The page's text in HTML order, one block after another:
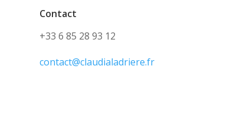
Contact
+33 6 85 28 93 12
contact@claudialadriere.fr